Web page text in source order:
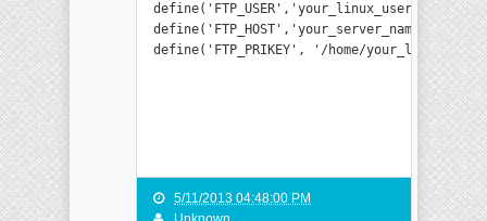
define('FTP_USER','your_linux_username');
define('FTP_PRIKEY', '/home/
5/11/2013 04:48:00 PM